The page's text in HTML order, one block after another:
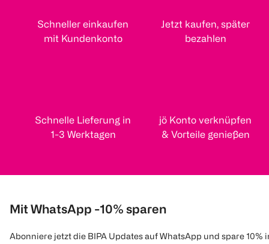
Schneller einkaufen
mit Kundenkonto
Jetzt kaufen, später
bezahlen
Schnelle Lieferung in
1-3 Werktagen
jö Konto verknüpfen
& Vorteile genießen
Mit WhatsApp -10% sparen
Abonniere jetzt die BIPA Updates auf WhatsApp und spare 10%